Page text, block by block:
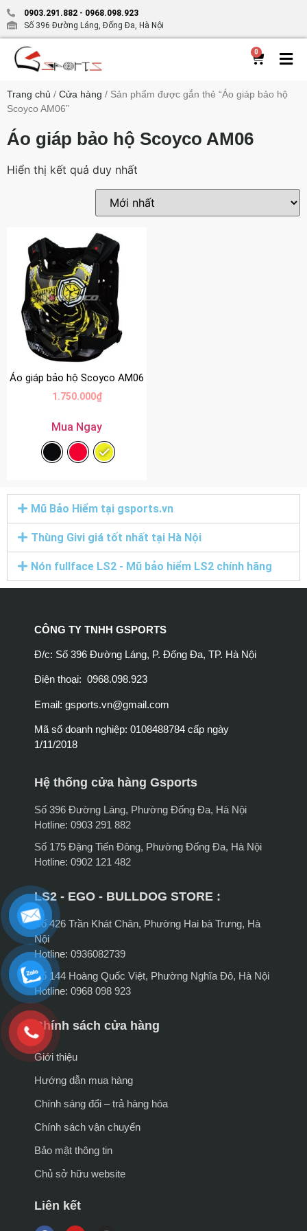
0903.291.882 - 0968.098.923
Số 396 Đường Láng, Đống Đa, Hà Nội
0
Trang chủ / Cửa hàng / Sản phẩm được gắn thẻ “Áo giáp bảo hộ
Scoyco AM06”
Áo giáp bảo hộ Scoyco AM06
Hiển thị kết quả duy nhất
Áo giáp bảo hộ Scoyco AM06
1.750.000₫
Mua Ngay
Mũ Bảo Hiểm tại gsports.vn
Thùng Givi giá tốt nhất tại Hà Nội
Nón fullface LS2 - Mũ bảo hiểm LS2 chính hãng
CÔNG TY TNHH GSPORTS
Đ/c: Số 396 Đường Láng, P. Đống Đa, TP. Hà Nội
Điện thoại: 0968.098.923
Email: gsports.vn@gmail.com
Mã số doanh nghiệp: 0108488784 cấp ngày
1/11/2018
Hệ thống cửa hàng Gsports
Số 396 Đường Láng, Phường Đống Đa, Hà Nội
Hotline: 0903 291 882
Số 175 Đặng Tiến Đông, Phường Đống Đa, Hà Nội
Hotline: 0902 121 482
LS2 - EGO - BULLDOG STORE :
Số 426 Trần Khát Chân, Phường Hai bà Trưng, Hà
Nội
Hotline: 0936082739
Số 144 Hoàng Quốc Việt, Phường Nghĩa Đô, Hà Nội
Hotline: 0968 098 923
Chính sách cửa hàng
Giới thiệu
Hướng dẫn mua hàng
Chính sáng đổi – trả hàng hóa
Chính sách vận chuyển
Bảo mật thông tin
Chủ sở hữu website
Liên kết